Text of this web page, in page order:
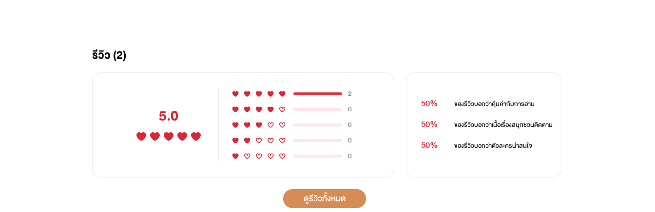
รีวิว (2)
5.0
2
0
0
0
0
50% ของรีวิวบอกว่าคุ้มค่ากับการอ่าน
50% ของรีวิวบอกว่าเนื้อเรื่องสนุกชวนติดตาม
50% ของรีวิวบอกว่าตัวละครน่าสนใจ
ดูรีวิวทั้งหมด